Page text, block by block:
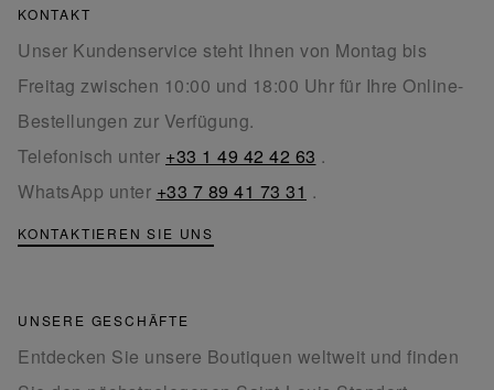
KONTAKT
Unser Kundenservice steht Ihnen von Montag bis
Freitag zwischen 10:00 und 18:00 Uhr für Ihre Online-
Bestellungen zur Verfügung.
Telefonisch unter +33 1 49 42 42 63 .
WhatsApp unter +33 7 89 41 73 31 .
KONTAKTIEREN SIE UNS
UNSERE GESCHÄFTE
Entdecken Sie unsere Boutiquen weltweit und finden